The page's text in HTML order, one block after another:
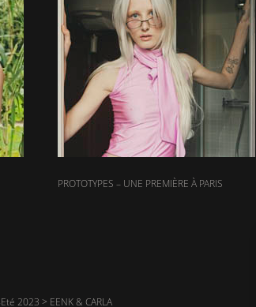
PROTOTYPES – UNE PREMIÈRE À PARIS
2023 > EENK & CARLA